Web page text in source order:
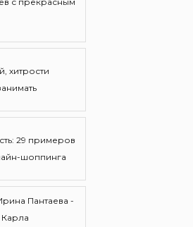
хитрости
29 примеров
шоппинга
Пантаева -